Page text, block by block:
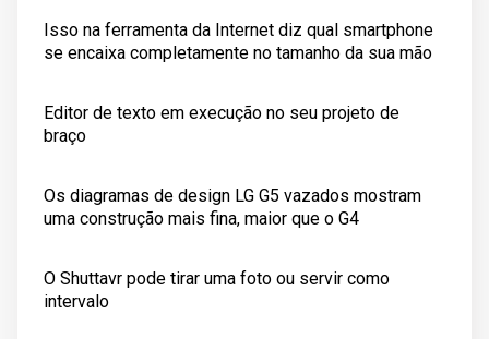
Isso na ferramenta da Internet diz qual smartphone
se encaixa completamente no tamanho da sua mão
Editor de texto em execução no seu projeto de
braço
Os diagramas de design LG G5 vazados mostram
uma construção mais fina, maior que o G4
O Shuttavr pode tirar uma foto ou servir como
intervalo